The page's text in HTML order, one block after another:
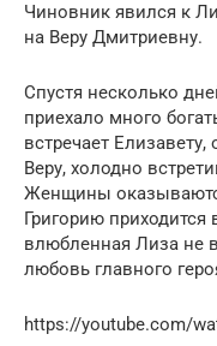
Чиновник явился к
на Веру Дмитриевну.
Спустя несколько
приехало много
встречает
Веру, холодно
Женщины
Григорию
влюбленная Лиза не
любовь главного
https://youtube.com/